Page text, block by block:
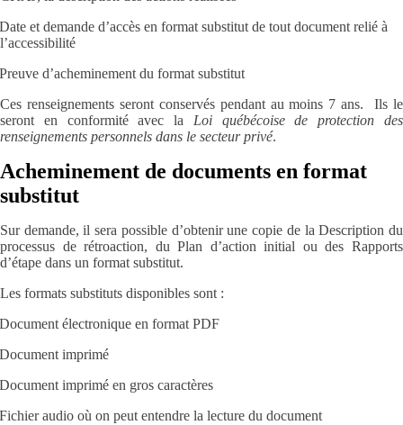
Date et demande d’accès en format substitut de tout document relié à
l’accessibilité
Preuve d’acheminement du format substitut
Ces renseignements seront conservés pendant au moins 7 ans. Ils le
seront en conformité avec la Loi québécoise de protection des
renseignements personnels dans le secteur privé.
Acheminement de documents en format
substitut
Sur demande, il sera possible d’obtenir une copie de la Description du
processus de rétroaction, du Plan d’action initial ou des Rapports
d’étape dans un format substitut.
Les formats substituts disponibles sont :
Document électronique en format PDF
Document imprimé
Document imprimé en gros caractères
Fichier audio où on peut entendre la lecture du document